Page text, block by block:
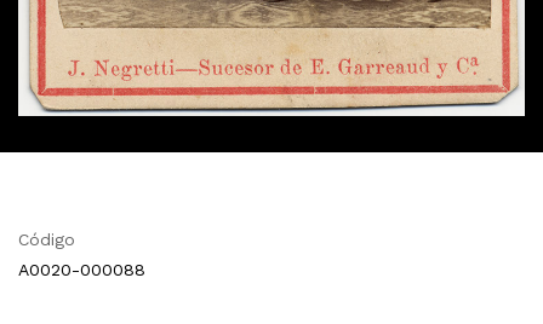
Código
A0020-000088